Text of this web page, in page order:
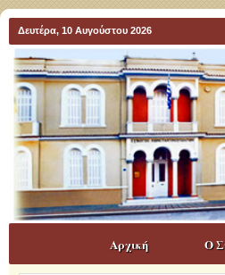
Δευτέρα, 10 Αυγούστου 2026
Αρχική Ο